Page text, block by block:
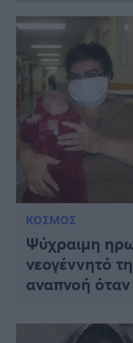
ΚΟΣΜΟΣ
Ψύχραιμη
νεογέννητό
αναπνοή